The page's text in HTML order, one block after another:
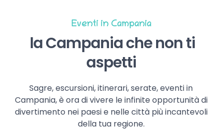
Eventi in Campania
la Campania che non ti
aspetti
Sagre, escursioni, itinerari, serate, eventi in
Campania, è ora di vivere le infinite opportunità di
divertimento nei paesi e nelle città più incantevoli
della tua regione.